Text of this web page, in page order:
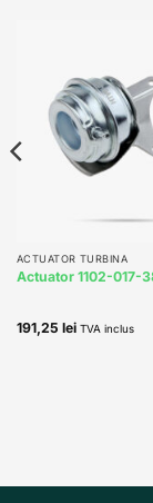
ACTUATOR TURBINA
Actuator 1102-017-
191,25 lei TVA inclus